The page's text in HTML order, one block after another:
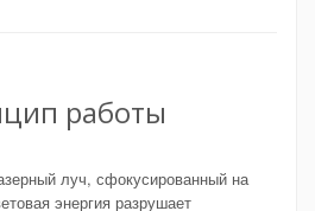
работы
луч, сфокусированный на
энергия разрушает